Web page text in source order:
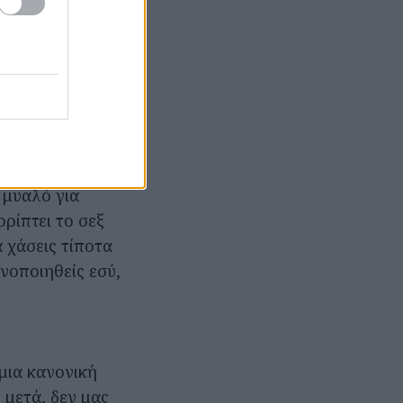
να 'χει,
ούτε η
για
το σεξ
τίποτα
εσύ,
κανονική
μετά, δεν μας